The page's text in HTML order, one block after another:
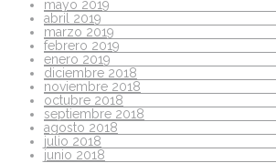
mayo 2019
abril 2019
marzo 2019
febrero 2019
enero 2019
diciembre 2018
noviembre 2018
octubre 2018
septiembre 2018
agosto 2018
julio 2018
junio 2018